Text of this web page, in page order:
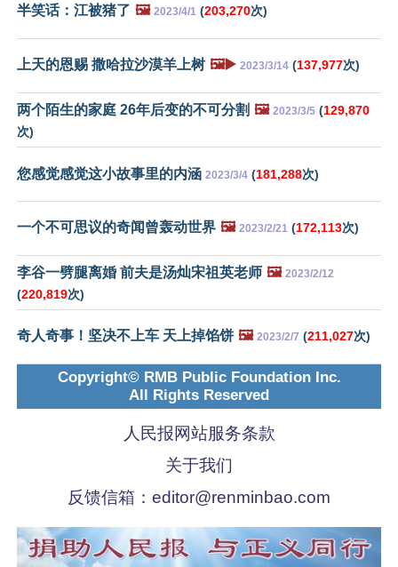
半笑话：江被猪了 🖼️ 2023/4/1 (203,270次)
上天的恩赐 撒哈拉沙漠羊上树 🖼️▶️ 2023/3/14 (137,977次)
两个陌生的家庭 26年后变的不可分割 🖼️ 2023/3/5 (129,870
次)
您感觉感觉这小故事里的内涵 2023/3/4 (181,288次)
一个不可思议的奇闻曾轰动世界 🖼️ 2023/2/21 (172,113次)
李谷一劈腿离婚 前夫是汤灿宋祖英老师 🖼️ 2023/2/12
(220,819次)
奇人奇事！坚决不上车 天上掉馅饼 🖼️ 2023/2/7 (211,027次)
Copyright© RMB Public Foundation Inc.
All Rights Reserved
人民报网站服务条款
关于我们
反馈信箱： editor@renminbao.com